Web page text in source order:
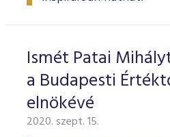
Ismét Patai
a Budapesti
elnökévé
2020. szept. 15.